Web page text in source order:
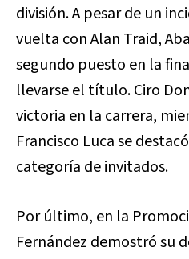
división. A pesar de un
vuelta con Alan Traid,
segundo puesto en la
llevarse el título. Ciro
victoria en la carrera,
Francisco Luca se
categoría de invitados.
Por último, en la
Fernández demostró su